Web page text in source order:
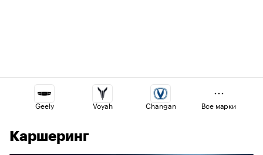
Geely Voyah Changan Все марки
Каршеринг